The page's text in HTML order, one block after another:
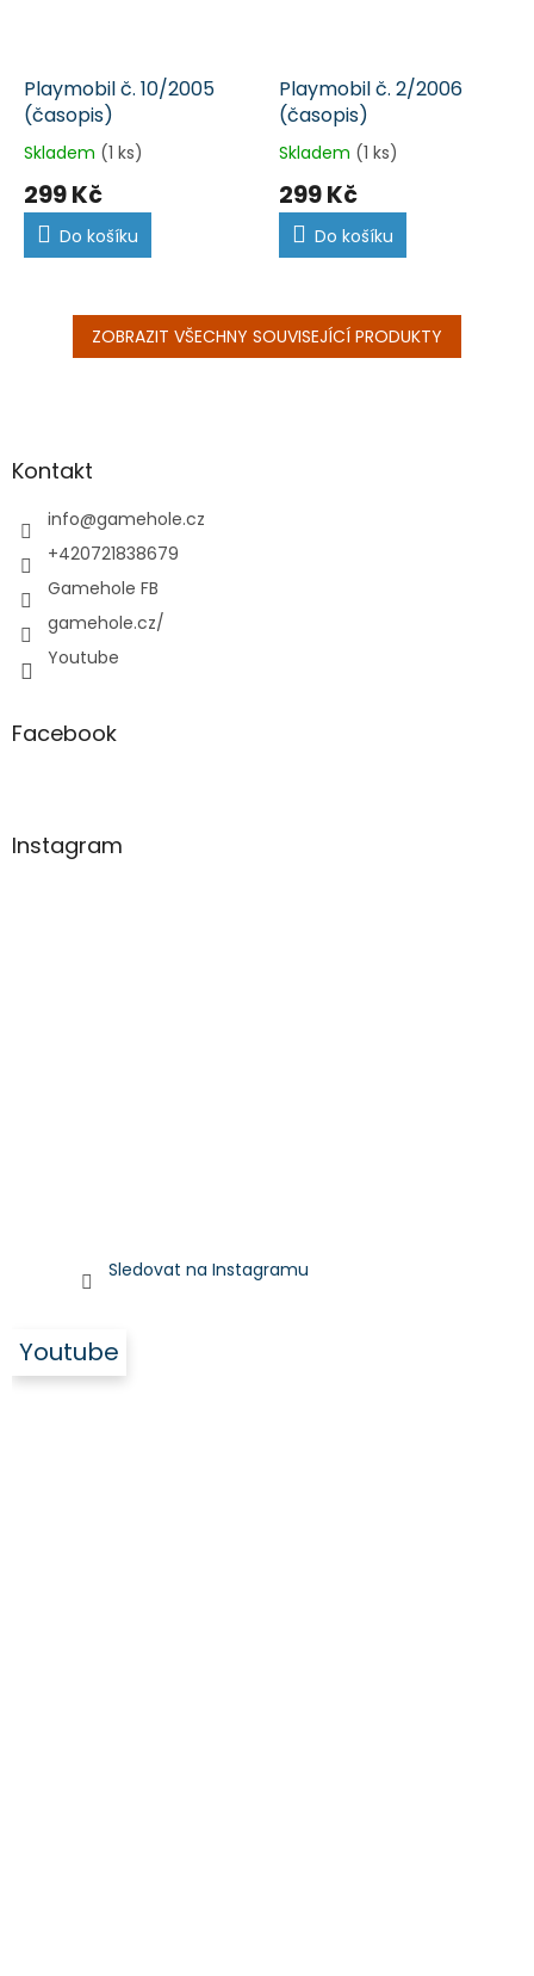
Playmobil č. 10/2005
(časopis)
Skladem (1 ks)
299 Kč
Do košíku
Playmobil č. 2/2006
(časopis)
Skladem (1 ks)
299 Kč
Do košíku
ZOBRAZIT VŠECHNY SOUVISEJÍCÍ PRODUKTY
aKontakt
info@gamehole.cz
+420721838679
Gamehole FB
gamehole.cz/
Youtube
Facebook
Instagram
Sledovat na Instagramu
Youtube